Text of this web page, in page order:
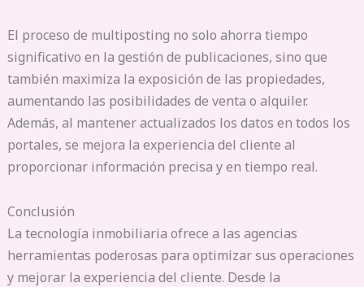
El proceso de multiposting no solo ahorra tiempo
significativo en la gestión de publicaciones, sino que
también maximiza la exposición de las propiedades,
aumentando las posibilidades de venta o alquiler.
Además, al mantener actualizados los datos en todos los
portales, se mejora la experiencia del cliente al
proporcionar información precisa y en tiempo real.
Conclusión
La tecnología inmobiliaria ofrece a las agencias
herramientas poderosas para optimizar sus operaciones
y mejorar la experiencia del cliente. Desde la